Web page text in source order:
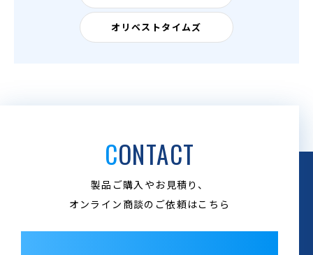
オリベストタイムズ
CONTACT
製品ご購入やお見積り、
オンライン商談のご依頼はこちら